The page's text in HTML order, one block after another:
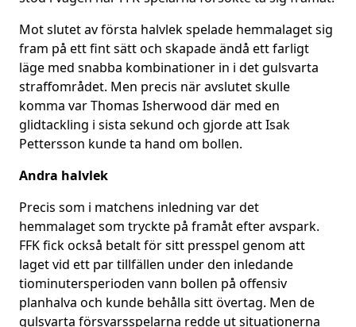
Mot slutet av första halvlek spelade hemmalaget sig
fram på ett fint sätt och skapade ändå ett farligt
läge med snabba kombinationer in i det gulsvarta
straffområdet. Men precis när avslutet skulle
komma var Thomas Isherwood där med en
glidtackling i sista sekund och gjorde att Isak
Pettersson kunde ta hand om bollen.
Andra halvlek
Precis som i matchens inledning var det
hemmalaget som tryckte på framåt efter avspark.
FFK fick också betalt för sitt presspel genom att
laget vid ett par tillfällen under den inledande
tiominutersperioden vann bollen på offensiv
planhalva och kunde behålla sitt övertag. Men de
gulsvarta försvarsspelarna redde ut situationerna